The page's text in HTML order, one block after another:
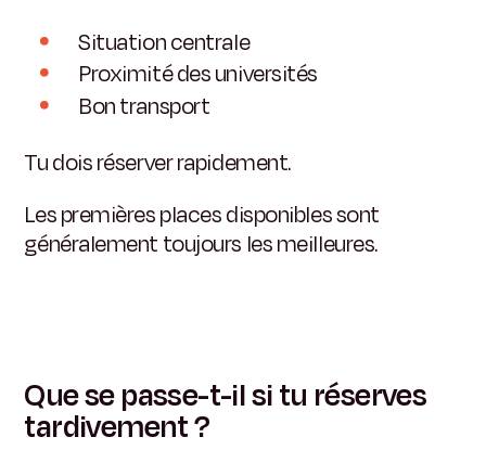
Situation centrale
Proximité des universités
Bon transport
Tu dois réserver rapidement.
Les premières places disponibles sont
généralement toujours les meilleures.
Que se passe-t-il si tu réserves
tardivement ?